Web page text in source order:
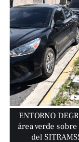
ENTORNO
área verde
del